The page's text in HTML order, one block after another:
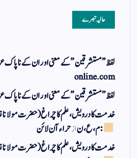
حالیہ تبصرے
لفظ ” مستشرقین ” کے معنی اور ان کے نا پاک
online.com
لفظ ” مستشرقین ” کے معنی اور ان کے نا پاک
خدمت کا درویش، علم کا چراغ(حضرت
: م ، ع ، نازحراء آن لائن
خدمت کا درویش، علم کا چراغ(حضرت